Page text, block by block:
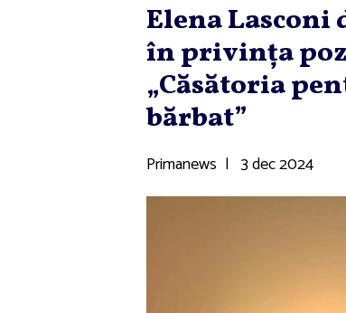
Elena Lasconi
în privinţa
„Căsătoria
bărbat”
Primanews | 3 dec 2024